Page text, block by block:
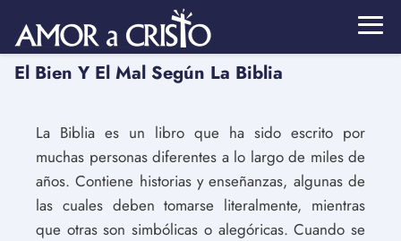
El Bien Y El Mal Según La Biblia
La Biblia es un libro que ha sido escrito por
muchas personas diferentes a lo largo de miles de
años. Contiene historias y enseñanzas, algunas de
las cuales deben tomarse literalmente, mientras
que otras son simbólicas o alegóricas. Cuando se